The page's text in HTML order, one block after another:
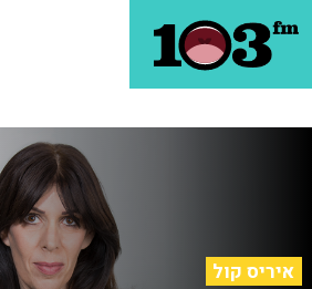
איריס קול